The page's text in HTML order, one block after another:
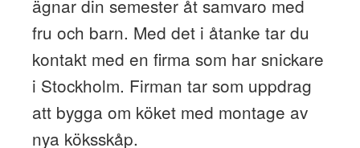
ägnar din semester åt samvaro med
fru och barn. Med det i åtanke tar du
kontakt med en firma som har snickare
i Stockholm. Firman tar som uppdrag
att bygga om köket med montage av
nya köksskåp.